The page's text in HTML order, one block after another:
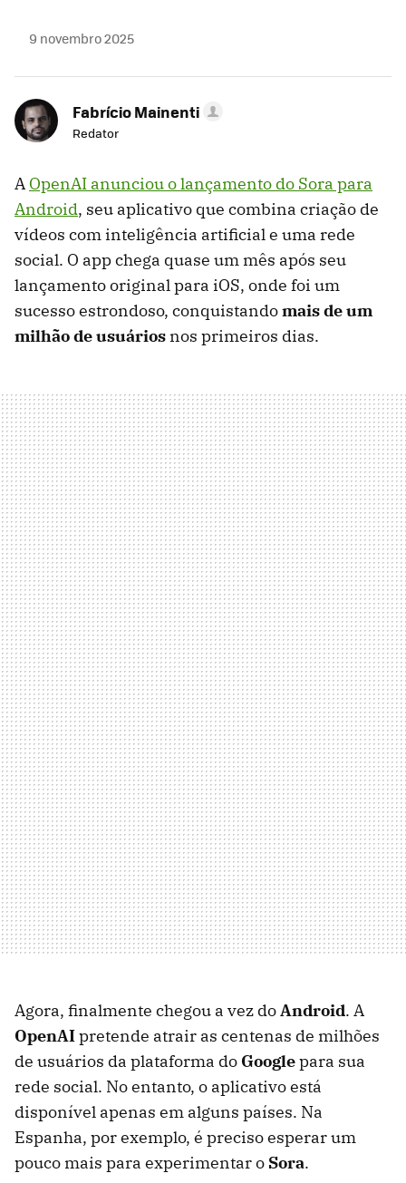
9 novembro 2025
Fabrício Mainenti
Redator
A OpenAI anunciou o lançamento do Sora para
Android, seu aplicativo que combina criação de
vídeos com inteligência artificial e uma rede
social. O app chega quase um mês após seu
lançamento original para iOS, onde foi um
sucesso estrondoso, conquistandomais de um
milhão de usuários nos primeiros dias.
Agora, finalmente chegou a vez doAndroid. A
OpenAIpretende atrair as centenas de milhões
de usuários da plataforma do Googlepara sua
rede social. No entanto, o aplicativo está
disponível apenas em alguns países. Na
Espanha, por exemplo, é preciso esperar um
pouco mais para experimentar o Sora.